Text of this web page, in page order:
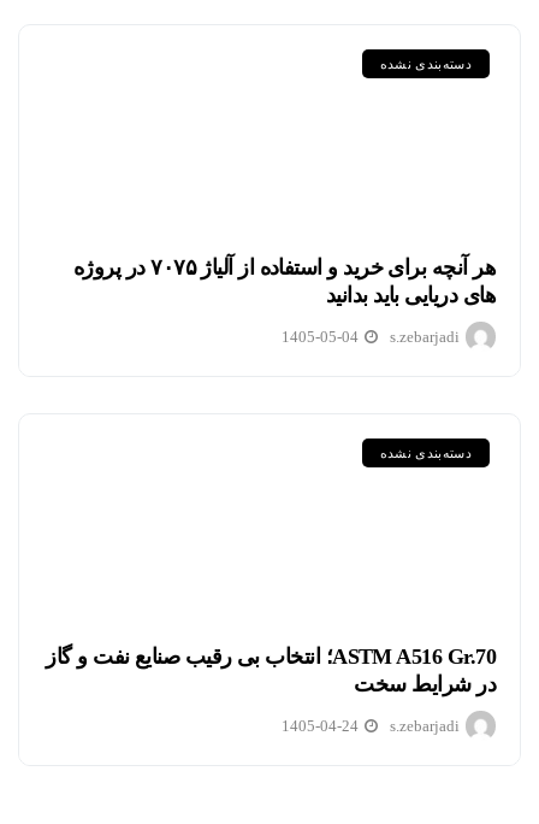
دسته‌بندی نشده
هر آنچه برای خرید و استفاده از آلیاژ ۷۰۷۵ در پروژه
های دریایی باید بدانید
s.zebarjadi
1405-05-04
دسته‌بندی نشده
ASTM A516 Gr.70؛ انتخاب بی رقیب صنایع نفت و گاز
در شرایط سخت
s.zebarjadi
1405-04-24